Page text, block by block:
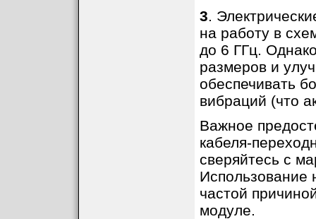
3.
на работу в
до 6 ГГц.
размеров и
обеспечивать
вибраций (что
Важное
кабеля-
сверяйтесь с
Использование
частой
модуле.